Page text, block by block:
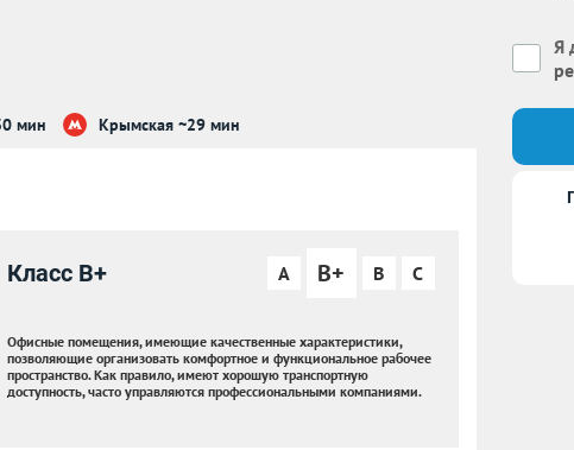
мин Крымская ~29 мин
Класс B+ A B+ B C
Офисные помещения, имеющие качественные характеристики,
позволяющие организовать комфортное и функциональное рабочее
пространство. Как правило, имеют хорошую транспортную
доступность, часто управляются профессиональными компаниями.
Я